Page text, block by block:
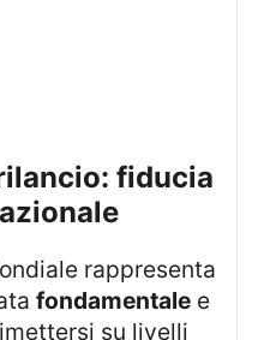
fondamentale e
su livelli